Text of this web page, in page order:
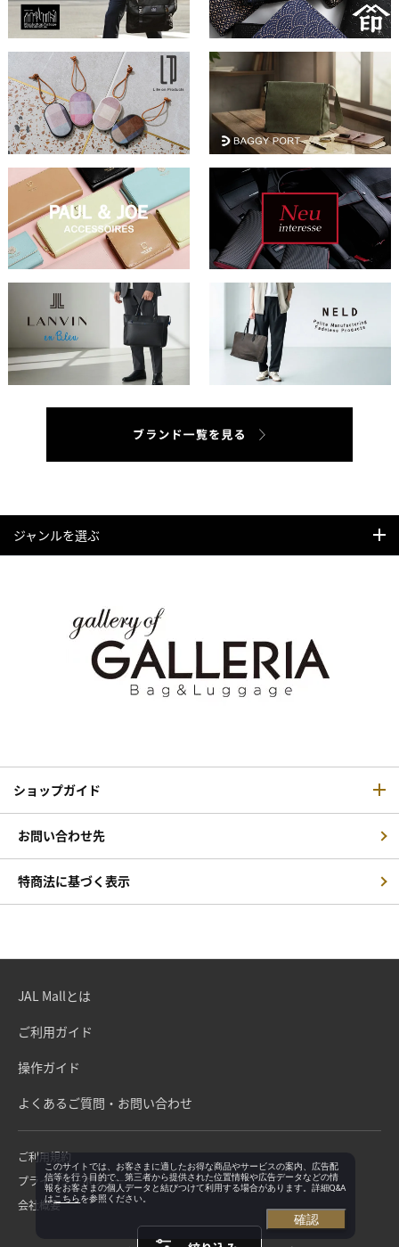
ジャンルを選ぶ
ショップガイド
お問い合わせ先
特商法に基づく表示
JAL Mallとは
ご利用ガイド
操作ガイド
よくあるご質問・お問い合わせ
ご利用規約
プライバシーポリシー
会社概要
このサイトでは、お客さまに適したお得な商品やサービスの案内、広告配
信等を行う目的で、第三者から提供された位置情報や広告データなどの情
報をお客さまの個人データと結びつけて利用する場合があります。詳細Q&A
はこちらを参照ください。
確認